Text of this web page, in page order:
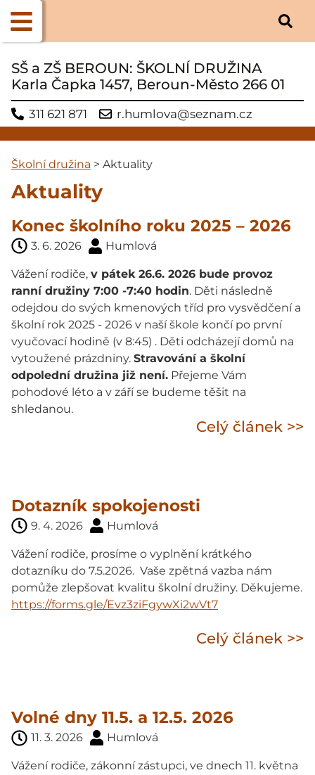
SŠ a ZŠ BEROUN: ŠKOLNÍ DRUŽINA
Karla Čapka 1457, Beroun-Město 266 01
311 621 871 r.humlova@seznam.cz
Školní družina > Aktuality
Aktuality
Konec školního roku 2025 – 2026
3. 6. 2026 Humlová
Vážení rodiče, v pátek 26.6. 2026 bude provoz
ranní družiny 7:00 -7:40 hodin. Děti následně
odejdou do svých kmenových tříd pro vysvědčení a
školní rok 2025 - 2026 v naší škole končí po první
vyučovací hodině (v 8:45) . Děti odcházejí domů na
vytoužené prázdniny. Stravování a školní
odpolední družina již není. Přejeme Vám
pohodové léto a v září se budeme těšit na
shledanou.
Celý článek >>
Dotazník spokojenosti
9. 4. 2026 Humlová
Vážení rodiče, prosíme o vyplnění krátkého
dotazníku do 7.5.2026. Vaše zpětná vazba nám
pomůže zlepšovat kvalitu školní družiny. Děkujeme.
https://forms.gle/Evz3ziFgywXi2wVt7
Celý článek >>
Volné dny 11.5. a 12.5. 2026
11. 3. 2026 Humlová
Vážení rodiče, zákonní zástupci, ve dnech 11. května